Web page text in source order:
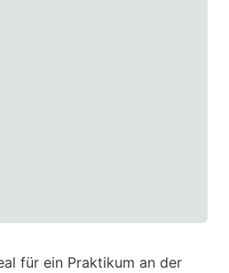
für ein Praktikum an der